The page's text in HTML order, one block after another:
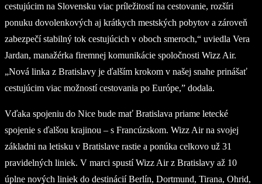
cestujúcim na Slovensku viac príležitostí na cestovanie, rozšíri
ponuku dovolenkových aj krátkych mestských pobytov a zároveň
zabezpečí stabilný tok cestujúcich v oboch smeroch,“ uviedla Vera
Jardan, manažérka firemnej komunikácie spoločnosti Wizz Air.
„Nová linka z Bratislavy je ďalším krokom v našej snahe prinášať
cestujúcim viac možností cestovania po Európe,” dodala.
Vďaka spojeniu do Nice bude mať Bratislava priame letecké
spojenie s ďalšou krajinou – s Francúzskom. Wizz Air na svojej
základni na letisku v Bratislave rastie a ponúka celkovo už 31
pravidelných liniek. V marci spustí Wizz Air z Bratislavy až 10
úplne nových liniek do destinácií Berlín, Dortmund, Tirana, Ohrid,